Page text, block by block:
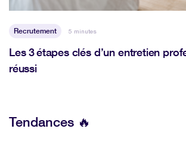
Recrutement 5 minutes
Les 3 étapes clés d’un entretien
réussi
Tendances 🔥